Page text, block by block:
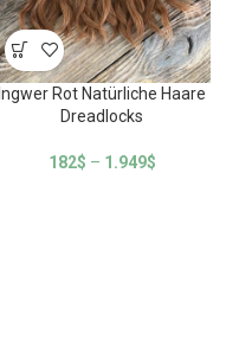
Ingwer Rot Natürliche Haare
Dreadlocks
182$ – 1.949$